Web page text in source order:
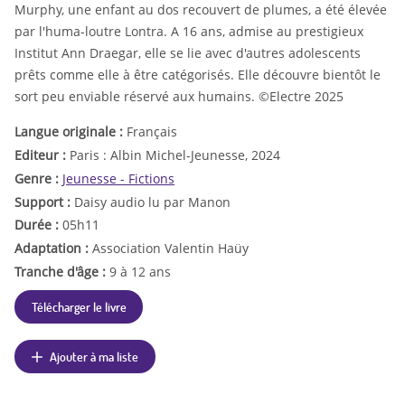
Murphy, une enfant au dos recouvert de plumes, a été élevée
par l'huma-loutre Lontra. A 16 ans, admise au prestigieux
Institut Ann Draegar, elle se lie avec d'autres adolescents
prêts comme elle à être catégorisés. Elle découvre bientôt le
sort peu enviable réservé aux humains. ©Electre 2025
Langue originale : Français
Editeur : Paris : Albin Michel-Jeunesse, 2024
Genre : Jeunesse - Fictions
Support : Daisy audio lu par Manon
Durée : 05h11
Adaptation : Association Valentin Haüy
Tranche d'âge : 9 à 12 ans
Télécharger le livre
Ajouter à ma liste